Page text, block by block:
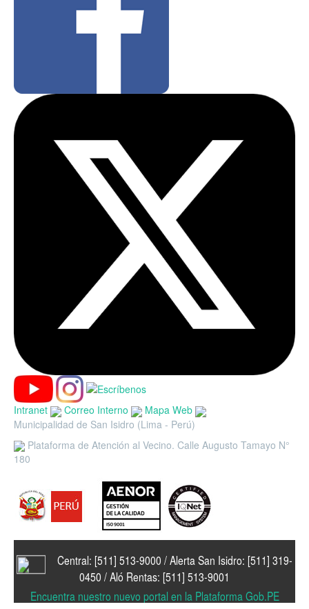
Intranet Correo Interno
Mapa Web
Municipalidad de San Isidro (Lima - Perú)
Plataforma de Atención al Vecino. Calle Augusto Tamayo N°
180
Central: [511] 513-9000 / Alerta San Isidro: [511] 319-
0450 / Aló Rentas: [511] 513-9001
Encuentra nuestro nuevo portal en la Plataforma Gob.PE